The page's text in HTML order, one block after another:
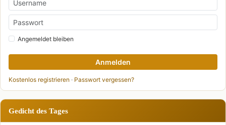
Angemeldet bleiben
Anmelden
Kostenlos registrieren · Passwort vergessen?
Gedicht des Tages